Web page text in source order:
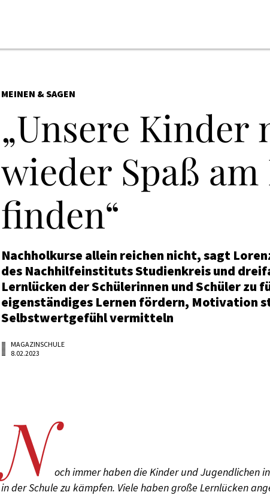
MEINEN & SAGEN
„Unsere Kinder
wieder Spaß
finden“
Nachholkurse allein reichen nicht, sagt
des Nachhilfeinstituts Studienkreis und
Lernlücken der Schülerinnen und Schüler zu
eigenständiges Lernen fördern, Motivation
Selbstwertgefühl vermitteln
MAGAZINSCHULE
8.02.2023
Noch immer haben die Kinder und Jugendlichen
in der Schule zu kämpfen. Viele haben große Lernlücken